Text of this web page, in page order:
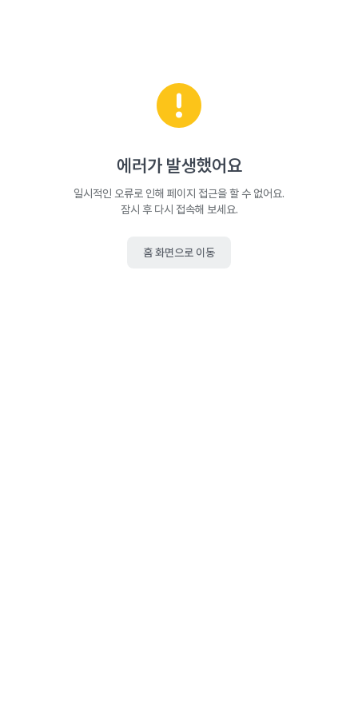
에러가 발생했어요
일시적인 오류로 인해 페이지 접근을 할 수 없어요.
잠시 후 다시 접속해 보세요.
홈 화면으로 이동